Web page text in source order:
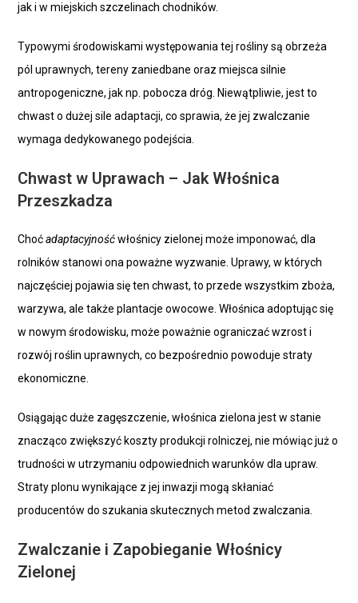
jak i w miejskich szczelinach chodników.
Typowymi środowiskami występowania tej rośliny są obrzeża
pól uprawnych, tereny zaniedbane oraz miejsca silnie
antropogeniczne, jak np. pobocza dróg. Niewątpliwie, jest to
chwast o dużej sile adaptacji, co sprawia, że jej zwalczanie
wymaga dedykowanego podejścia.
Chwast w Uprawach – Jak Włośnica
Przeszkadza
Choćadaptacyjnośćwłośnicy zielonej może imponować, dla
rolników stanowi ona poważne wyzwanie. Uprawy, w których
najczęściej pojawia się ten chwast, to przede wszystkim zboża,
warzywa, ale także plantacje owocowe. Włośnica adoptując się
w nowym środowisku, może poważnie ograniczać wzrost i
rozwój roślin uprawnych, co bezpośrednio powoduje straty
ekonomiczne.
Osiągając duże zagęszczenie, włośnica zielona jest w stanie
znacząco zwiększyć koszty produkcji rolniczej, nie mówiąc już o
trudności w utrzymaniu odpowiednich warunków dla upraw.
Straty plonu wynikające z jej inwazji mogą skłaniać
producentów do szukania skutecznych metod zwalczania.
Zwalczanie i Zapobieganie Włośnicy
Zielonej